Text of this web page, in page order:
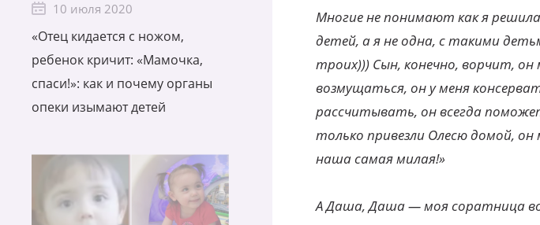
10 июля 2020
«Отец кидается с ножом,
ребенок кричит: «Мамочка,
спаси!»: как и почему органы
опеки изымают детей
Многие не понимают как я
детей, а я не одна, с такими
троих))) Сын, конечно, ворчит,
возмущаться, он у меня
рассчитывать, он всегда
только привезли Олесю домой, он
наша самая милая!»
А Даша, Даша — моя соратница